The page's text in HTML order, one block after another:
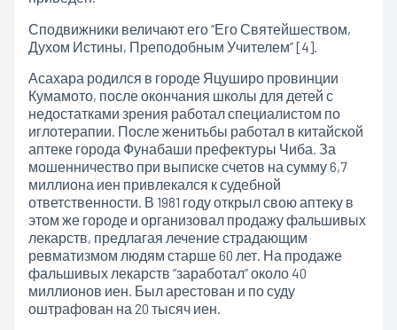
Сподвижники величают его “Его Святейшеством,
Духом Истины, Преподобным Учителем” [4].
Асахара родился в городе Яцуширо провинции
Кумамото, после окончания школы для детей с
недостатками зрения работал специалистом по
иглотерапии. После женитьбы работал в китайской
аптеке города Фунабаши префектуры Чиба. За
мошенничество при выписке счетов на сумму 6,7
миллиона иен привлекался к судебной
ответственности. В 1981 году открыл свою аптеку в
этом же городе и организовал продажу фальшивых
лекарств, предлагая лечение страдающим
ревматизмом людям старше 60 лет. На продаже
фальшивых лекарств “заработал” около 40
миллионов иен. Был арестован и по суду
оштрафован на 20 тысяч иен.